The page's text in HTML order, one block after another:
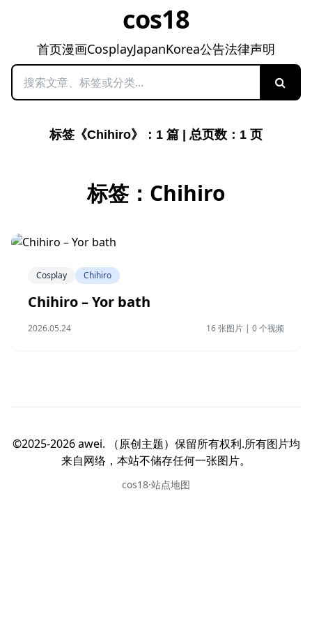
cos18
首页漫画CosplayJapanKorea公告法律声明
搜索
标签《Chihiro》：1 篇 | 总页数：1 页
标签：Chihiro
Cosplay Chihiro
Chihiro – Yor bath
2026.05.24 16 张图片 | 0 个视频
©2025-2026 awei. （原创主题）保留所有权利.所有图片均
来自网络，本站不储存任何一张图片。
cos18·站点地图